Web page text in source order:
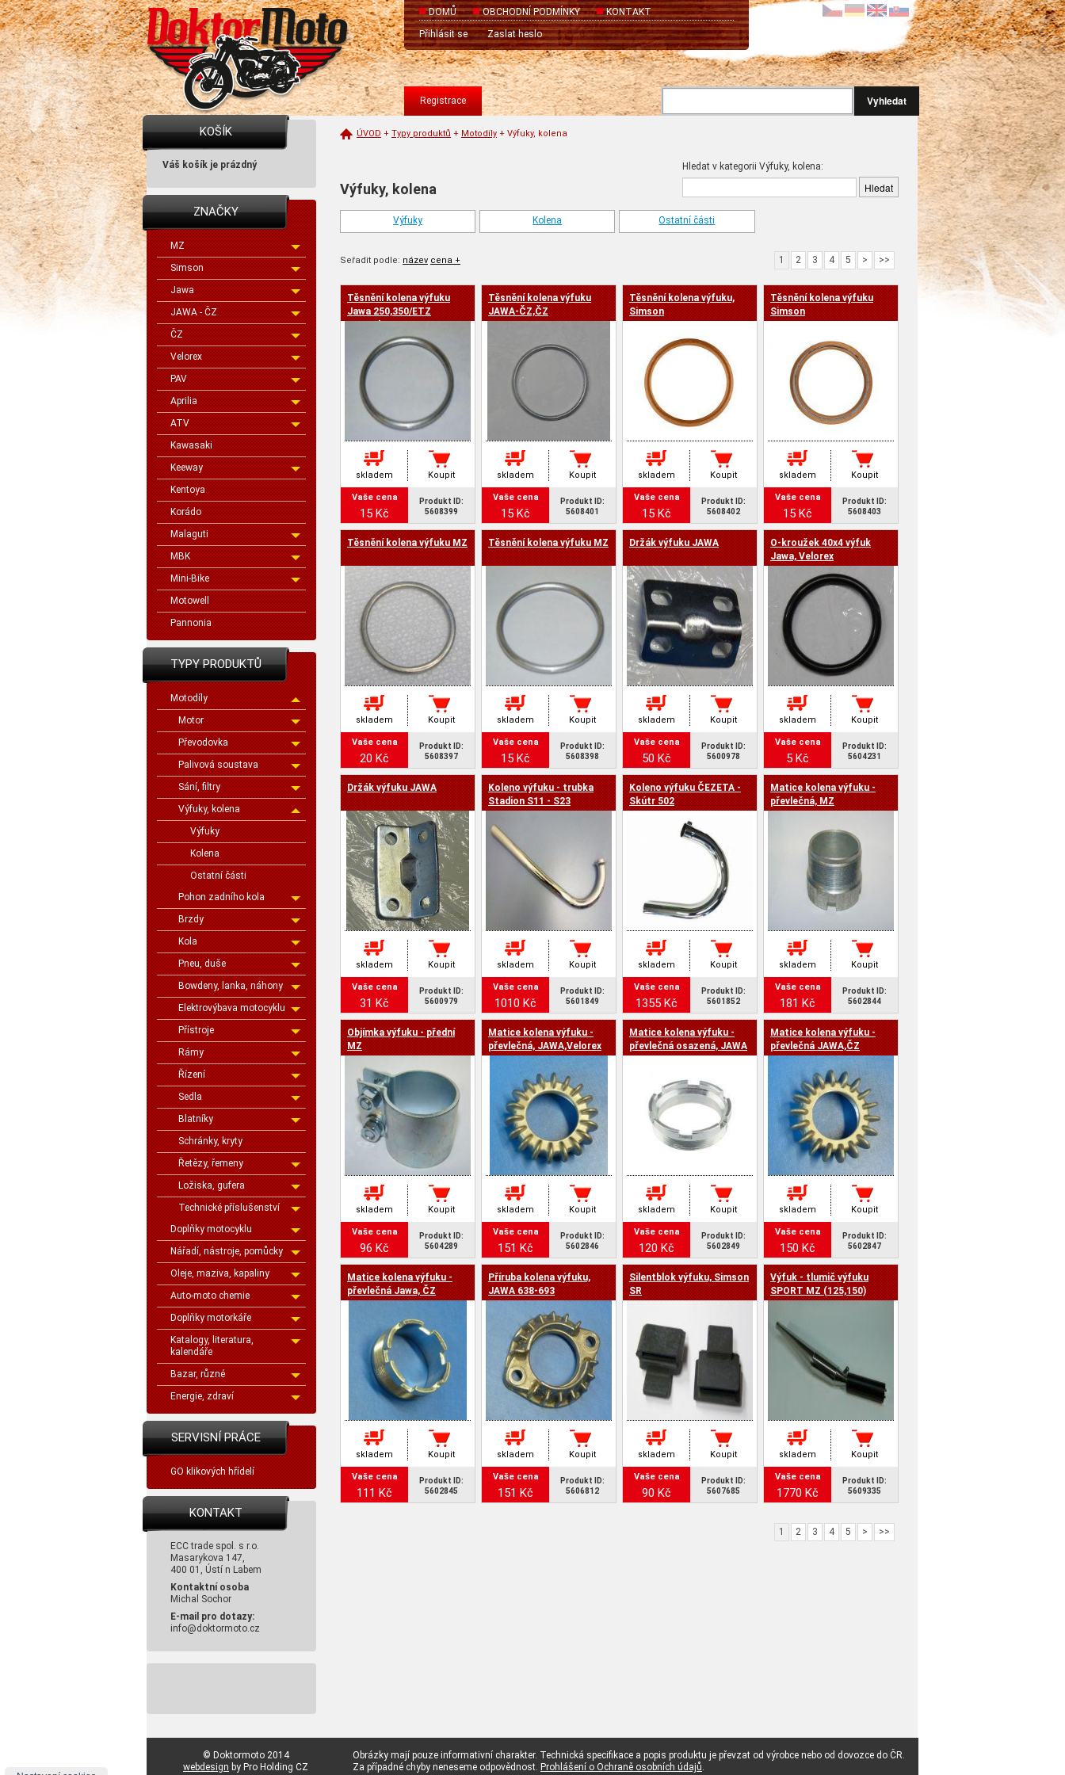
DOMŮ OBCHODNÍ PODMÍNKY
KONTAKT
Přihlásit se
Zaslat heslo
Vyhledat
Registrace
KOŠÍK
Váš košík je prázdný
ZNAČKY
MZ
Simson
Jawa
JAWA - ČZ
ČZ
Velorex
PAV
Aprilia
ATV
Kawasaki
Keeway
Kentoya
Korádo
Malaguti
MBK
Mini-Bike
Motowell
Pannonia
TYPY PRODUKTŮ
Motodíly
Motor
Převodovka
Palivová soustava
Sání, filtry
Výfuky, kolena
Výfuky
Kolena
Ostatní části
Pohon zadního kola
Brzdy
Kola
Pneu, duše
Bowdeny, lanka, náhony
Elektrovýbava motocyklu
Přístroje
Rámy
Řízení
Sedla
Blatníky
Schránky, kryty
Řetězy, řemeny
Ložiska, gufera
Technické příslušenství
Doplňky motocyklu
Nářadí, nástroje, pomůcky
Oleje, maziva, kapaliny
Auto-moto chemie
Doplňky motorkáře
Katalogy, literatura,
kalendáře
Bazar, různé
Energie, zdraví
SERVISNÍ PRÁCE
GO klikových hřídelí
KONTAKT
ECC trade spol. s r.o.
Masarykova 147,
400 01, Ústí n Labem
Kontaktní osoba
Michal Sochor
E-mail pro dotazy:
info@doktormoto.cz
ÚVOD + Typy produktů + Motodíly + Výfuky, kolena
Hledat v kategorii Výfuky, kolena:
Výfuky, kolena
Výfuky Kolena Ostatní části
Seřadit podle: název cena +
cena -
1 2 3 4 5 > >>
Těsnění kolena výfuku
Jawa 250,350/ETZ
skladem Koupit
Vaše cena
15 Kč
Produkt ID:
5608399
Těsnění kolena výfuku
JAWA-ČZ,ČZ
skladem Koupit
Vaše cena
15 Kč
Produkt ID:
5608401
Těsnění kolena výfuku,
Simson
skladem Koupit
Vaše cena
15 Kč
Produkt ID:
5608402
Těsnění kolena výfuku
Simson
skladem Koupit
Vaše cena
15 Kč
Produkt ID:
5608403
Těsnění kolena výfuku MZ
skladem Koupit
Vaše cena
20 Kč
Produkt ID:
5608397
Těsnění kolena výfuku MZ
skladem Koupit
Vaše cena
15 Kč
Produkt ID:
5608398
Držák výfuku JAWA
skladem Koupit
Vaše cena
50 Kč
Produkt ID:
5600978
O-kroužek 40x4 výfuk
Jawa, Velorex
skladem Koupit
Vaše cena
5 Kč
Produkt ID:
5604231
Držák výfuku JAWA
skladem Koupit
Vaše cena
31 Kč
Produkt ID:
5600979
Koleno výfuku - trubka
Stadion S11 - S23
skladem Koupit
Vaše cena
1010 Kč
Produkt ID:
5601849
Koleno výfuku ČEZETA -
Skútr 502
skladem Koupit
Vaše cena
1355 Kč
Produkt ID:
5601852
Matice kolena výfuku -
převlečná, MZ
skladem Koupit
Vaše cena
181 Kč
Produkt ID:
5602844
Objímka výfuku - přední
MZ
skladem Koupit
Vaše cena
96 Kč
Produkt ID:
5604289
Matice kolena výfuku -
převlečná, JAWA,Velorex
skladem Koupit
Vaše cena
151 Kč
Produkt ID:
5602846
Matice kolena výfuku -
převlečná osazená, JAWA
skladem Koupit
Vaše cena
120 Kč
Produkt ID:
5602849
Matice kolena výfuku -
převlečná JAWA,ČZ
skladem Koupit
Vaše cena
150 Kč
Produkt ID:
5602847
Matice kolena výfuku -
převlečná Jawa, ČZ
skladem Koupit
Vaše cena
111 Kč
Produkt ID:
5602845
Příruba kolena výfuku,
JAWA 638-693
skladem Koupit
Vaše cena
151 Kč
Produkt ID:
5606812
Silentblok výfuku, Simson
SR
skladem Koupit
Vaše cena
90 Kč
Produkt ID:
5607685
Výfuk - tlumič výfuku
SPORT MZ (125,150)
skladem Koupit
Vaše cena
1770 Kč
Produkt ID:
5609335
1 2 3 4 5 > >>
© Doktormoto 2014
webdesign by Pro Holding CZ
Obrázky mají pouze informativní charakter. Technická specifikace a popis produktu je převzat od výrobce nebo od dovozce do ČR.
Za případné chyby neneseme odpovědnost. Prohlášení o Ochraně osobních údajů.